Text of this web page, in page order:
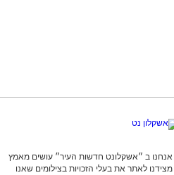
איכותי ופעילות מבצעית
דוברות המשטרה.
אנחנו ב ״אשקלונט חדשות העיר״ עושים מאמץ
מצידנו לאתר את בעלי הזכויות בצילומים שאנו